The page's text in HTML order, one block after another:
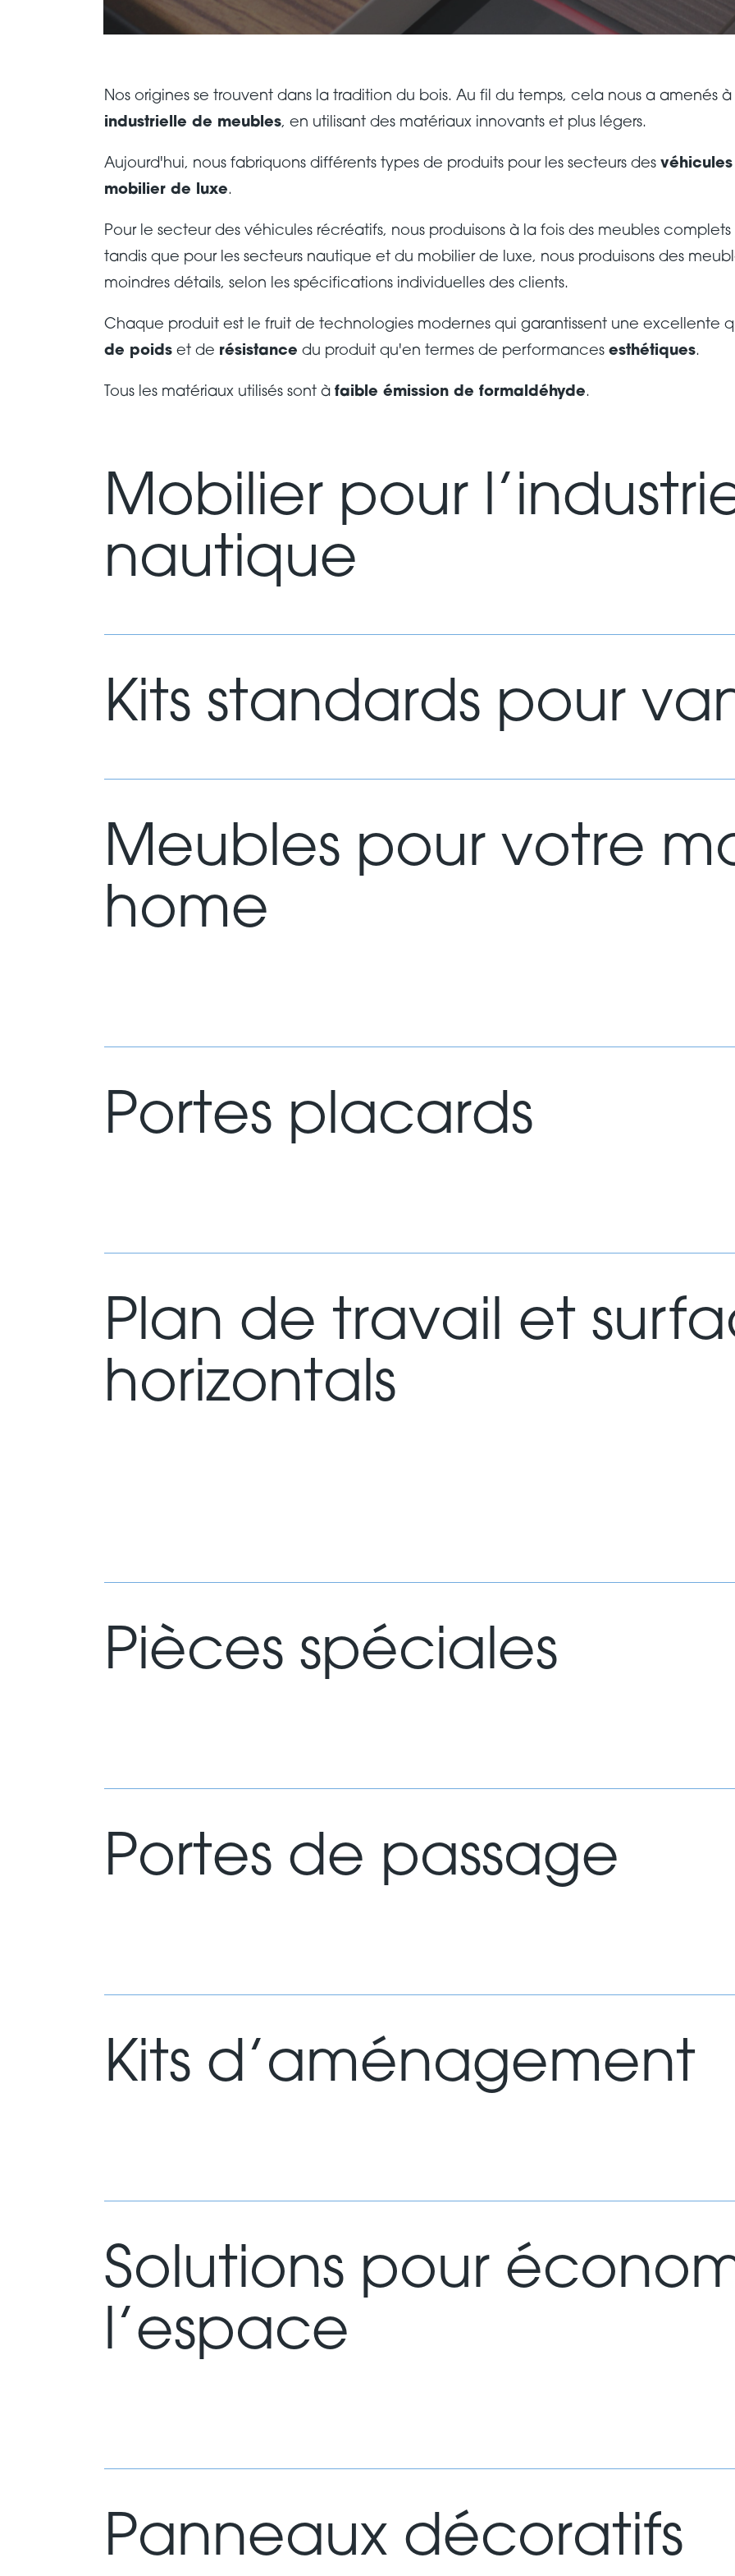
Nos origines se trouvent dans la tradition du bois. Au fil du temps, cela nous a amenés
industrielle de meubles, en utilisant des matériaux innovants et plus légers.
Aujourd'hui, nous fabriquons différents types de produits pour les secteurs des
mobilier de luxe.
Pour le secteur des véhicules récréatifs, nous produisons à la fois des meubles
tandis que pour les secteurs nautique et du mobilier de luxe, nous produisons des
moindres détails, selon les spécifications individuelles des clients.
Chaque produit est le fruit de technologies modernes qui garantissent une excellente
de poidset de résistance du produit qu'en termes de performances esthétiques.
Tous les matériaux utilisés sont à faible émission de formaldéhyde.
Mobilier pour
nautique
Kits standards pour
Meubles pour votre
home
Portes placards
Plan de travail et
horizontals
Pièces spéciales
Portes de passage
Kits d’aménagement
Solutions pour
l’espace
Panneaux décoratifs